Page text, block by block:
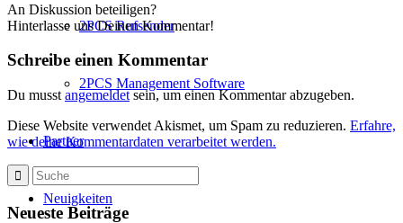
2PCS Rufsender
2PCS Management Software
Partner
Neuigkeiten
An Diskussion beteiligen?
Hinterlasse uns Deinen Kommentar!
Schreibe einen Kommentar
Du musst angemeldetsein, um einen Kommentar abzugeben.
Diese Website verwendet Akismet, um Spam zu reduzieren. Erfahre,
wie deine Kommentardaten verarbeitet werden.
Neueste Beiträge